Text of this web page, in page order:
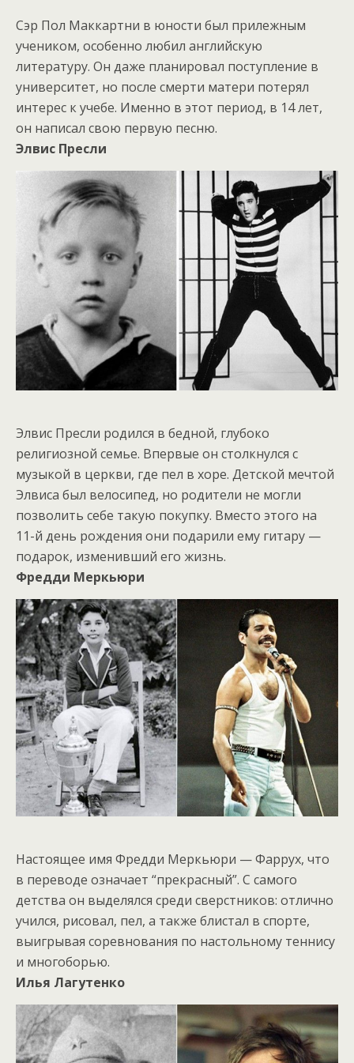
Сэр Пол Маккартни в юности был прилежным
учеником, особенно любил английскую
литературу. Он даже планировал поступление в
университет, но после смерти матери потерял
интерес к учебе. Именно в этот период, в 14 лет,
он написал свою первую песню.
Элвис Пресли
Элвис Пресли родился в бедной, глубоко
религиозной семье. Впервые он столкнулся с
музыкой в церкви, где пел в хоре. Детской мечтой
Элвиса был велосипед, но родители не могли
позволить себе такую покупку. Вместо этого на
11-й день рождения они подарили ему гитару —
подарок, изменивший его жизнь.
Фредди Меркьюри
Настоящее имя Фредди Меркьюри — Фаррух, что
в переводе означает “прекрасный”. С самого
детства он выделялся среди сверстников: отлично
учился, рисовал, пел, а также блистал в спорте,
выигрывая соревнования по настольному теннису
и многоборью.
Илья Лагутенко